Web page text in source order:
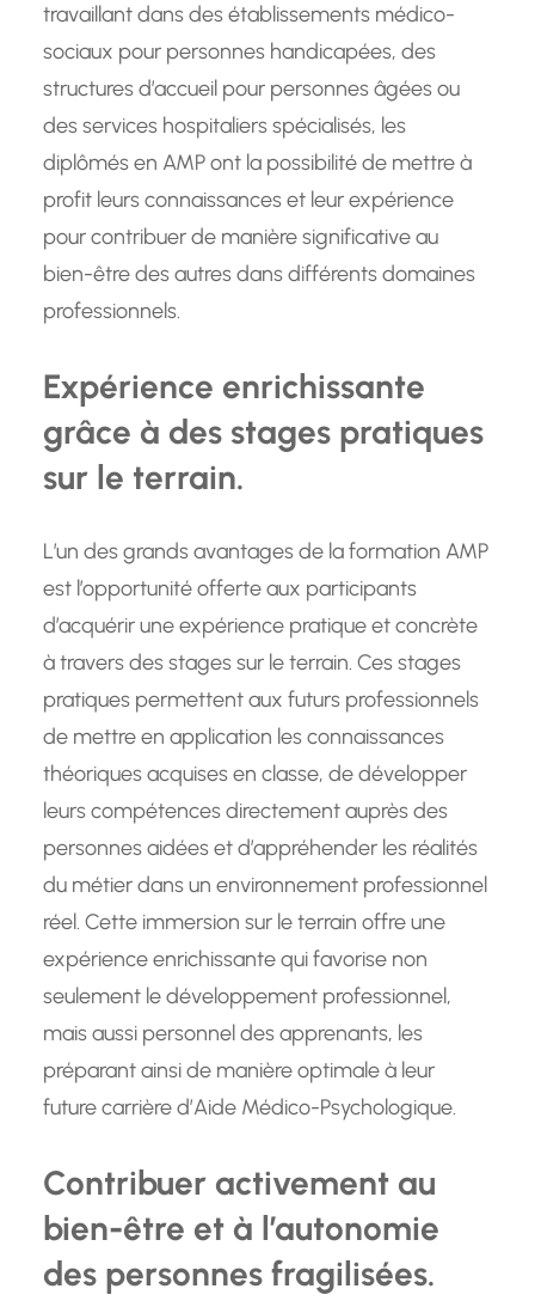
travaillant dans des établissements médico-
sociaux pour personnes handicapées, des
structures d’accueil pour personnes âgées ou
des services hospitaliers spécialisés, les
diplômés en AMP ont la possibilité de mettre à
profit leurs connaissances et leur expérience
pour contribuer de manière significative au
bien-être des autres dans différents domaines
professionnels.
Expérience enrichissante
grâce à des stages pratiques
sur le terrain.
L’un des grands avantages de la formation AMP
est l’opportunité offerte aux participants
d’acquérir une expérience pratique et concrète
à travers des stages sur le terrain. Ces stages
pratiques permettent aux futurs professionnels
de mettre en application les connaissances
théoriques acquises en classe, de développer
leurs compétences directement auprès des
personnes aidées et d’appréhender les réalités
du métier dans un environnement professionnel
réel. Cette immersion sur le terrain offre une
expérience enrichissante qui favorise non
seulement le développement professionnel,
mais aussi personnel des apprenants, les
préparant ainsi de manière optimale à leur
future carrière d’Aide Médico-Psychologique.
Contribuer activement au
bien-être et à l’autonomie
des personnes fragilisées.